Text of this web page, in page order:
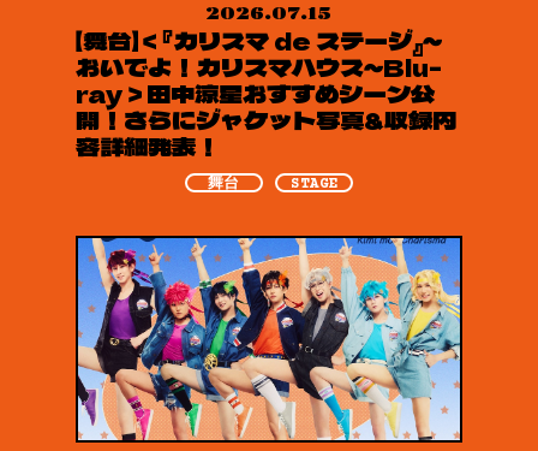
2026.07.15
【舞台】＜『カリスマ de ステージ』～
おいでよ！カリスマハウス～Blu-
ray＞田中涼星おすすめシーン公
開！さらにジャケット写真&収録内
容詳細発表！
舞台 STAGE